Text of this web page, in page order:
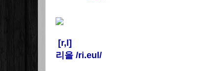
[r,l]
리을 /ri.eul/